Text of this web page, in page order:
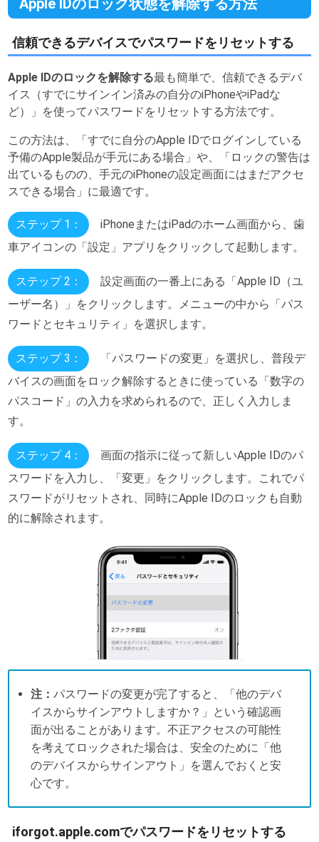
Apple IDのロック状態を解除する方法
信頼できるデバイスでパスワードをリセットする
Apple IDのロックを解除する最も簡単で、信頼できるデバ
イス（すでにサインイン済みの自分のiPhoneやiPadな
ど）」を使ってパスワードをリセットする方法です。
この方法は、「すでに自分のApple IDでログインしている
予備のApple製品が手元にある場合」や、「ロックの警告は
出ているものの、手元のiPhoneの設定画面にはまだアクセ
スできる場合」に最適です。
ステップ 1：
iPhoneまたはiPadのホーム画面から、歯
車アイコンの「設定」アプリをクリックして起動します。
ステップ 2：
設定画面の一番上にある「Apple ID（ユ
ーザー名）」をクリックします。メニューの中から「パス
ワードとセキュリティ」を選択します。
ステップ 3：
「パスワードの変更」を選択し、普段デ
バイスの画面をロック解除するときに使っている「数字の
パスコード」の入力を求められるので、正しく入力しま
す。
ステップ 4：
画面の指示に従って新しいApple IDのパ
スワードを入力し、「変更」をクリックします。これでパ
スワードがリセットされ、同時にApple IDのロックも自動
的に解除されます。
注：パスワードの変更が完了すると、「他のデバ
イスからサインアウトしますか？」という確認画
面が出ることがあります。不正アクセスの可能性
を考えてロックされた場合は、安全のために「他
のデバイスからサインアウト」を選んでおくと安
心です。
iforgot.apple.comでパスワードをリセットする